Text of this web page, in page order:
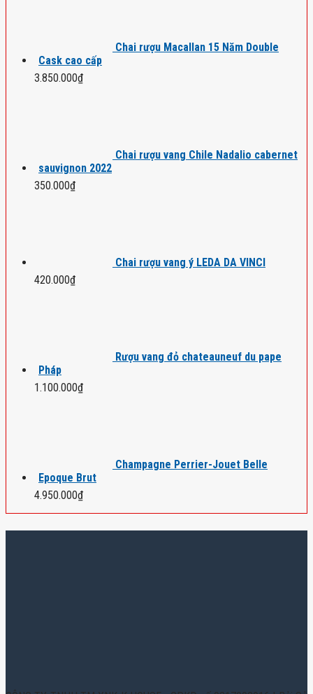
Chai rượu Macallan 15 Năm Double
Cask cao cấp
3.850.000₫
Chai rượu vang Chile Nadalio cabernet
sauvignon 2022
350.000₫
Chai rượu vang ý LEDA DA VINCI
420.000₫
Rượu vang đỏ chateauneuf du pape
Pháp
1.100.000₫
Champagne Perrier-Jouet Belle
Epoque Brut
4.950.000₫